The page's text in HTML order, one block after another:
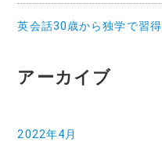
英会話30歳から独学で習得
アーカイブ
2022年4月